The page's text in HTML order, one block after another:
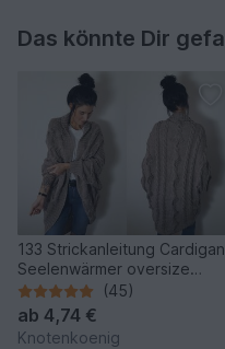
Das könnte Dir
133 Strickanleitung Cardigan
Seelenwärmer oversize
Herbstlaub in mehreren
Größen und Variationen
(45)
ab 4,74 €
Knotenkoenig